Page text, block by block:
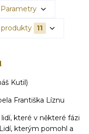
Parametry
produkty 11
Kutil)
Františka Líznu
které v některé fázi
kterým pomohl a